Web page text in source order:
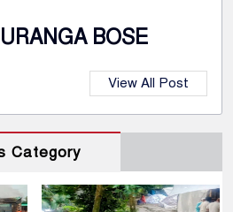
BOSE
View All Post
Category